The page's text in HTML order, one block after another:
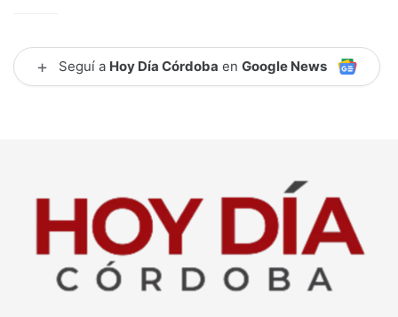
+ Seguí a Hoy Día Córdoba en Google News